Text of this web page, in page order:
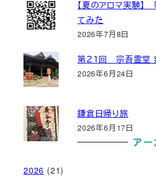
【夏のアロマ実験】
てみた
2026年7月8日
第２１回 宗吾霊堂
2026年6月24日
鎌倉日帰り旅
2026年6月17日
アー
2026 (21)